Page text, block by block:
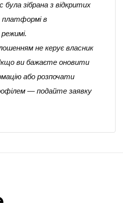
була зібрана з відкритих
платформі в
не керує власник
ви бажаєте оновити
або розпочати
— подайте заявку